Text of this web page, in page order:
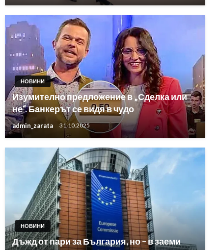
НОВИНИ
Изумително предложение в „Сделка или
не“. Банкерът се видя в чудо
admin_zarata 31.10.2025
НОВИНИ
Дъжд от пари за България, но – в заеми